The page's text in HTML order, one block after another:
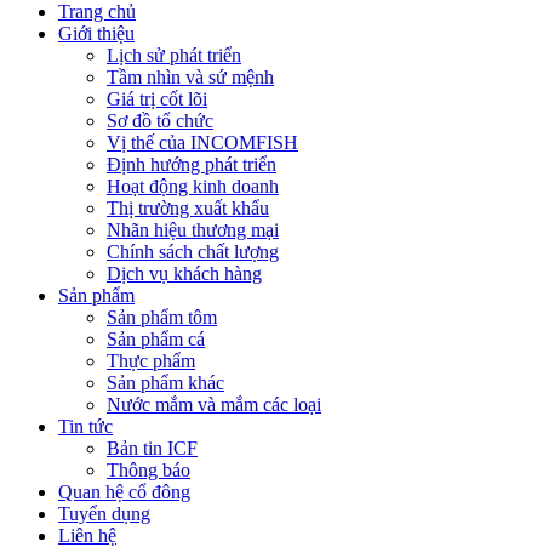
Trang chủ
Giới thiệu
Lịch sử phát triển
Tầm nhìn và sứ mệnh
Giá trị cốt lõi
Sơ đồ tổ chức
Vị thế của INCOMFISH
Định hướng phát triển
Hoạt động kinh doanh
Thị trường xuất khẩu
Nhãn hiệu thương mại
Chính sách chất lượng
Dịch vụ khách hàng
Sản phẩm
Sản phẩm tôm
Sản phẩm cá
Thực phẩm
Sản phẩm khác
Nước mắm và mắm các loại
Tin tức
Bản tin ICF
Thông báo
Quan hệ cổ đông
Tuyển dụng
Liên hệ